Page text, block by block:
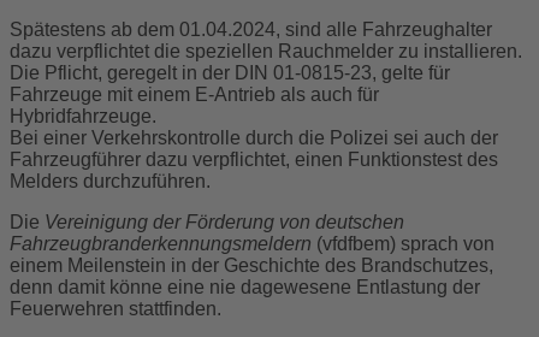
Spätestens ab dem 01.04.2024, sind alle Fahrzeughalter
dazu verpflichtet die speziellen Rauchmelder zu installieren.
Die Pflicht, geregelt in der DIN 01-0815-23, gelte für
Fahrzeuge mit einem E-Antrieb als auch für
Hybridfahrzeuge.
Bei einer Verkehrskontrolle durch die Polizei sei auch der
Fahrzeugführer dazu verpflichtet, einen Funktionstest des
Melders durchzuführen.
Die Vereinigung der Förderung von deutschen
Fahrzeugbranderkennungsmeldern (vfdfbem) sprach von
einem Meilenstein in der Geschichte des Brandschutzes,
denn damit könne eine nie dagewesene Entlastung der
Feuerwehren stattfinden.